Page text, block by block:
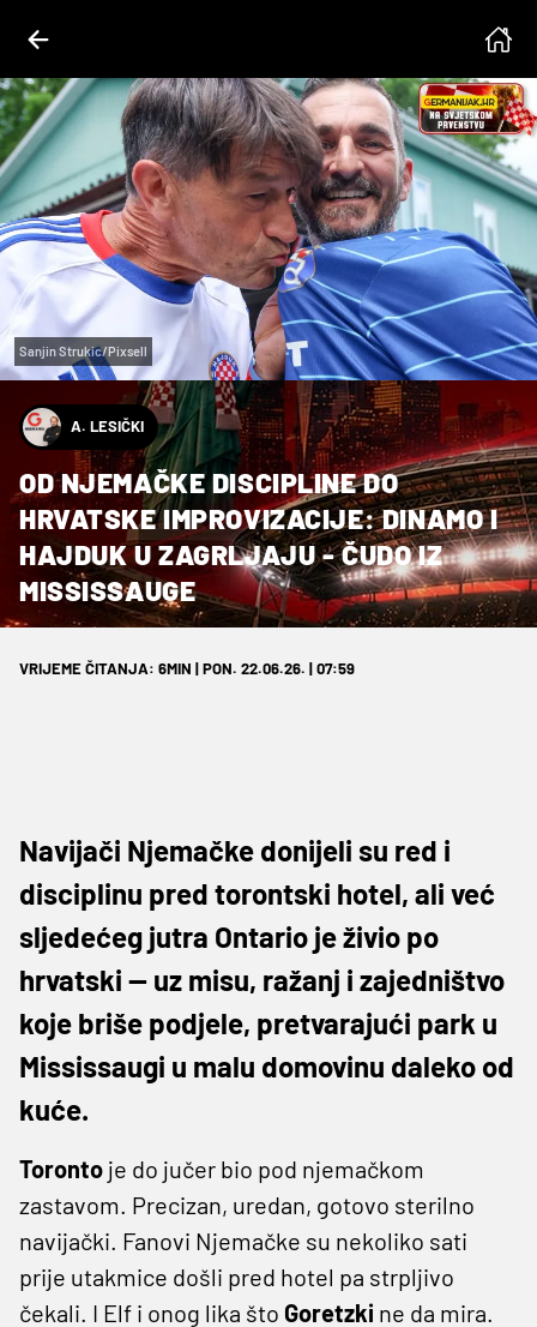
Sanjin Strukic/Pixsell
A. LESIČKI
OD NJEMAČKE DISCIPLINE DO
HRVATSKE IMPROVIZACIJE: DINAMO I
HAJDUK U ZAGRLJAJU - ČUDO IZ
MISSISSAUGE
VRIJEME ČITANJA: 6MIN | PON. 22.06.26. | 07:59
Navijači Njemačke donijeli su red i
disciplinu pred torontski hotel, ali već
sljedećeg jutra Ontario je živio po
hrvatski — uz misu, ražanj i zajedništvo
koje briše podjele, pretvarajući park u
Mississaugi u malu domovinu daleko od
kuće.
Toronto je do jučer bio pod njemačkom
zastavom. Precizan, uredan, gotovo sterilno
navijački. Fanovi Njemačke su nekoliko sati
prije utakmice došli pred hotel pa strpljivo
čekali. I Elf i onog lika što Goretzki ne da mira.